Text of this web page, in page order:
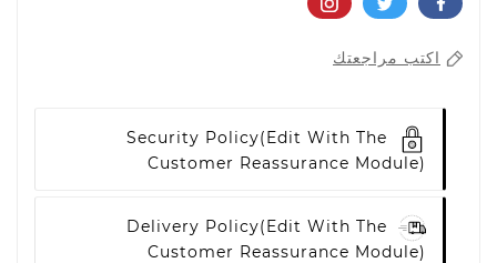
اكتب مراجعتك
Security Policy(edit With The
Customer Reassurance Module)
Delivery Policy(edit With The
Customer Reassurance Module)